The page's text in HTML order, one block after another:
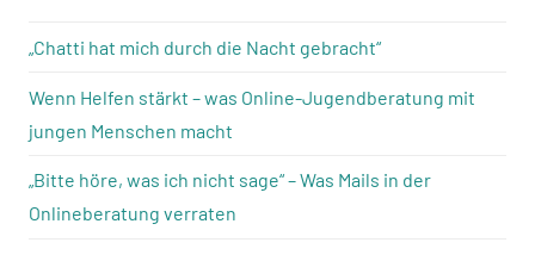
„Chatti hat mich durch die Nacht gebracht“
Wenn Helfen stärkt – was Online-Jugendberatung mit
jungen Menschen macht
„Bitte höre, was ich nicht sage“ – Was Mails in der
Onlineberatung verraten